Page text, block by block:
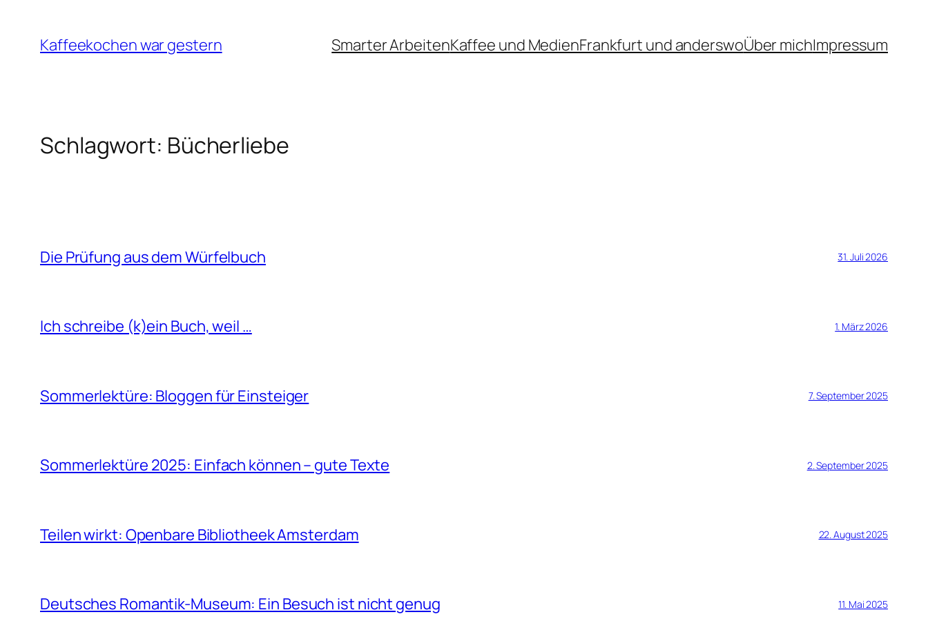
Inhalt
springen
Kaffeekochen war gestern Smarter ArbeitenKaffee und MedienFrankfurt und anderswoÜber michImpressum
Schlagwort: Bücherliebe
Die Prüfung aus dem Würfelbuch 31. Juli 2026
Ich schreibe (k)ein Buch, weil … 1. März 2026
Sommerlektüre: Bloggen für Einsteiger 7. September 2025
Sommerlektüre 2025: Einfach können – gute Texte 2. September 2025
Teilen wirkt: Openbare Bibliotheek Amsterdam 22. August 2025
Deutsches Romantik-Museum: Ein Besuch ist nicht genug 11. Mai 2025